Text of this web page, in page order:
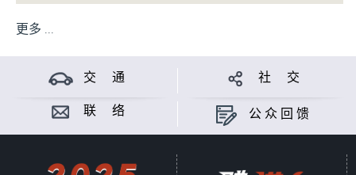
更多 ...
交 通 社 交
联 络 公众回馈